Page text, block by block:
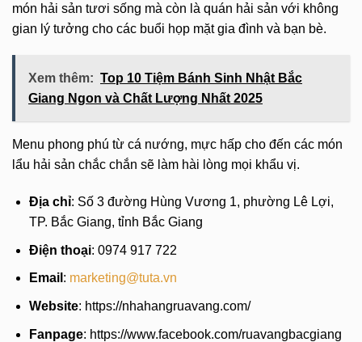
món hải sản tươi sống mà còn là quán hải sản với không
gian lý tưởng cho các buổi họp mặt gia đình và bạn bè.
Xem thêm: Top 10 Tiệm Bánh Sinh Nhật Bắc
Giang Ngon và Chất Lượng Nhất 2025
Menu phong phú từ cá nướng, mực hấp cho đến các món
lẩu hải sản chắc chắn sẽ làm hài lòng mọi khẩu vị.
Địa chỉ: Số 3 đường Hùng Vương 1, phường Lê Lợi,
TP. Bắc Giang, tỉnh Bắc Giang
Điện thoại: 0974 917 722
Email : marketing@tuta.vn
Website: https://nhahangruavang.com/
Fanpage: https://www.facebook.com/ruavangbacgiang